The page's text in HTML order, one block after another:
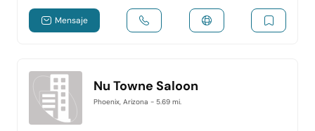
Mensaje
Nu Towne Saloon
Phoenix, Arizona - 5.69 mi.